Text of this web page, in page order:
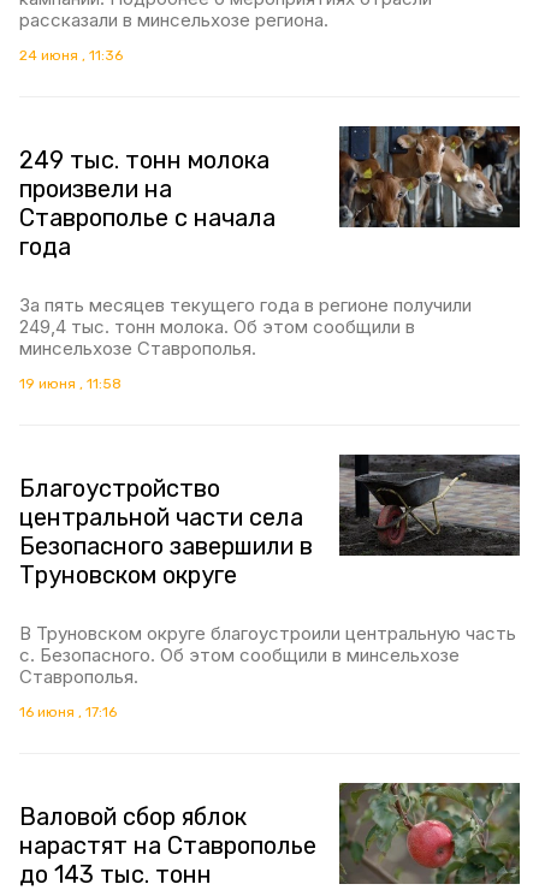
рассказали в минсельхозе региона.
24 июня , 11:36
249 тыс. тонн молока
произвели на
Ставрополье с начала
года
За пять месяцев текущего года в регионе получили
249,4 тыс. тонн молока. Об этом сообщили в
минсельхозе Ставрополья.
19 июня , 11:58
Благоустройство
центральной части села
Безопасного завершили в
Труновском округе
В Труновском округе благоустроили центральную часть
с. Безопасного. Об этом сообщили в минсельхозе
Ставрополья.
16 июня , 17:16
Валовой сбор яблок
нарастят на Ставрополье
до 143 тыс. тонн